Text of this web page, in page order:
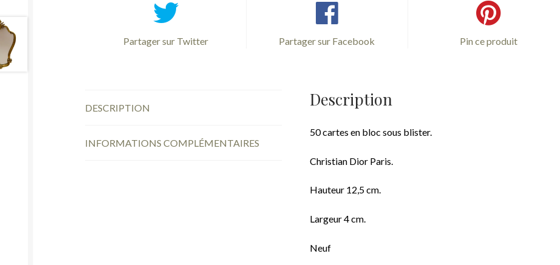
Partager sur Twitter Partager sur Facebook Pin ce produit
DESCRIPTION
INFORMATIONS COMPLÉMENTAIRES
Description
50 cartes en bloc sous blister.
Christian Dior Paris.
Hauteur 12,5 cm.
Largeur 4 cm.
Neuf